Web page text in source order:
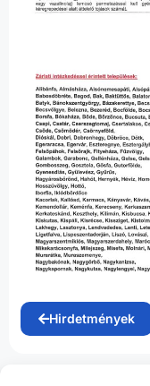
Hirdetmények